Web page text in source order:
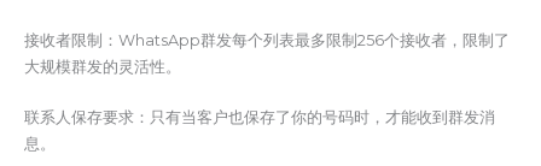
接收者限制：WhatsApp群发每个列表最多限制256个接收者，限制了
大规模群发的灵活性。
联系人保存要求：只有当客户也保存了你的号码时，才能收到群发消
息。